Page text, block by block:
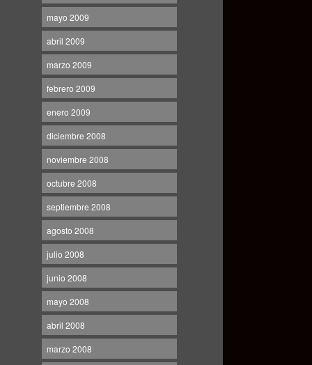
mayo 2009
abril 2009
marzo 2009
febrero 2009
enero 2009
diciembre 2008
noviembre 2008
octubre 2008
septiembre 2008
agosto 2008
julio 2008
junio 2008
mayo 2008
abril 2008
marzo 2008